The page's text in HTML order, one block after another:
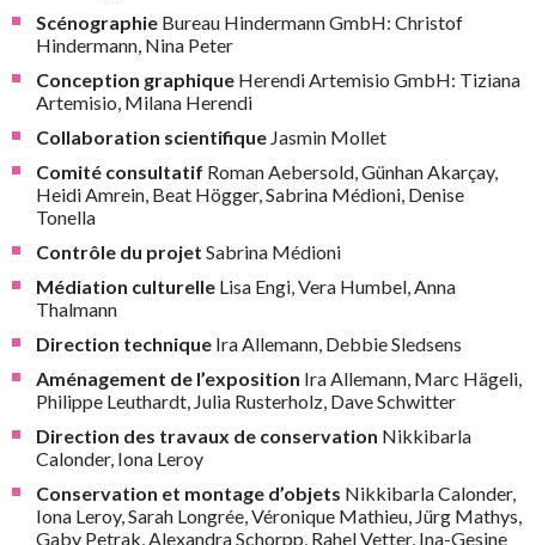
Scénographie Bureau Hindermann GmbH: Christof
Hindermann, Nina Peter
Conception graphique Herendi Artemisio GmbH: Tiziana
Artemisio, Milana Herendi
Collaboration scientifique Jasmin Mollet
Comité consultatif Roman Aebersold, Günhan Akarçay,
Heidi Amrein, Beat Högger, Sabrina Médioni, Denise
Tonella
Contrôle du projet Sabrina Médioni
Médiation culturelle Lisa Engi, Vera Humbel, Anna
Thalmann
Direction technique Ira Allemann, Debbie Sledsens
Aménagement de l’exposition Ira Allemann, Marc Hägeli,
Philippe Leuthardt, Julia Rusterholz, Dave Schwitter
Direction des travaux de conservation Nikkibarla
Calonder, Iona Leroy
Conservation et montage d’objets Nikkibarla Calonder,
Iona Leroy, Sarah Longrée, Véronique Mathieu, Jürg Mathys,
Gaby Petrak, Alexandra Schorpp, Rahel Vetter, Ina-Gesine